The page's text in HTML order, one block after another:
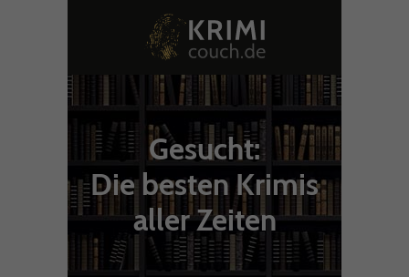
Gesucht:
Die besten Krimis
aller Zeiten